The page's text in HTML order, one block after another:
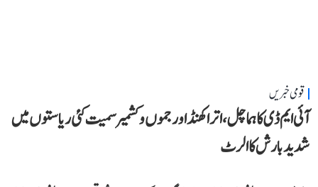
قومی خبریں
آئی ایم ڈی کا ہماچل، اتراکھنڈ اور جموں و کشمیر سمیت کئی ریاستوں میں
شدید بارش کا الرٹ